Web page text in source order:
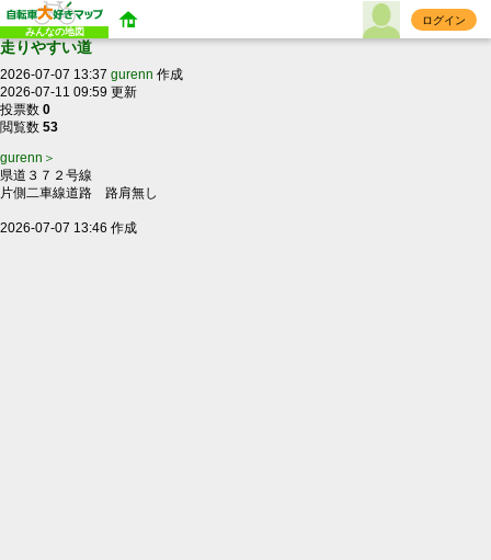
みんなの地図
ログイン
走りやすい道
2026-07-07 13:37 gurenn 作成
2026-07-11 09:59 更新
投票数 0
閲覧数 53
gurenn＞
県道３７２号線
片側二車線道路 路肩無し
2026-07-07 13:46 作成